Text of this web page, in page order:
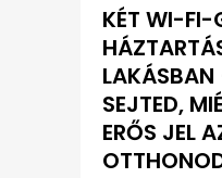
KÉT WI-FI-
LAKÁSBAN
SEJTED,
ERŐS JEL